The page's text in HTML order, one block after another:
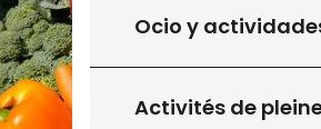
Ocio y
Activités de